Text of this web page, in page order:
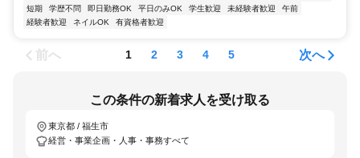
短期
学歴不問 即日勤務OK 平日のみOK 学生歓迎 未経験者歓迎
午前
経験者歓迎
ネイルOK 有資格者歓迎
前へ 1 2 3 4 5 次へ
この条件の新着求人を受け取る
東京都 / 福生市
経営・事業企画・人事・事務すべて